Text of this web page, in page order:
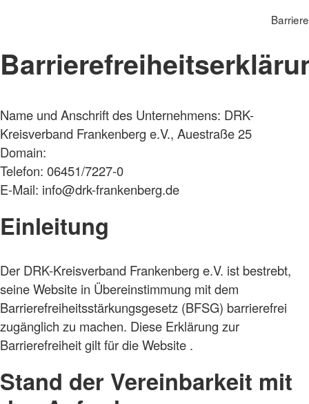
Name und Anschrift des Unternehmens: DRK-
Kreisverband Frankenberg e.V., Auestraße 25
Domain:
Telefon: 06451/7227-0
E-Mail: info@drk-frankenberg.de
Einleitung
Der DRK-Kreisverband Frankenberg e.V. ist bestrebt,
seine Website in Übereinstimmung mit dem
Barrierefreiheitsstärkungsgesetz (BFSG) barrierefrei
zugänglich zu machen. Diese Erklärung zur
Barrierefreiheit gilt für die Website .
Stand der Vereinbarkeit mit